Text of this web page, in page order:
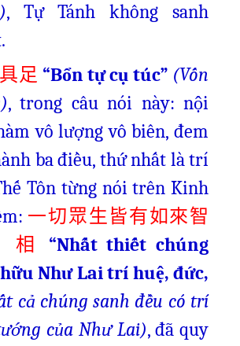
, Tự Tánh không sanh
足 “Bổn tự cụ túc” (Vốn
, trong câu nói này: nội
vô lượng vô biên, đem
ba điều, thứ nhất là trí
Tôn từng nói trên Kinh
一切眾生皆有如來智
相
“Nhất thiết chúng
Như Lai trí huệ, đức,
cả chúng sanh đều có trí
của Như Lai), đã quy